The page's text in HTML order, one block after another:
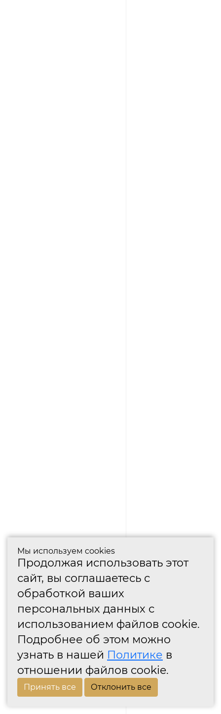
Мы используем cookies
Продолжая использовать этот
сайт, вы соглашаетесь с
обработкой ваших
персональных данных с
использованием файлов cookie.
Подробнее об этом можно
узнать в нашей Политике в
отношении файлов cookie.
Принять все Отклонить все